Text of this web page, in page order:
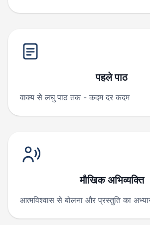
पहले पाठ
वाक्य से लघु पाठ तक - कदम दर कदम
मौखिक अभिव्यक्ति
आत्मविश्वास से बोलना और प्रस्तुति का